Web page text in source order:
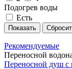
Подогрев воды
Есть
Рекомендуемые
Переносной
Переносной душ с